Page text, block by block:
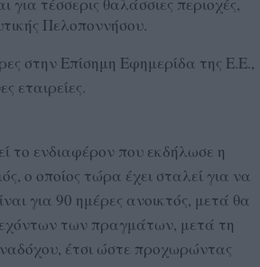
Πελοποννήσου.
στην Επίσημη Εφημερίδα της Ε.Ε.,
εταιρείες.
το ενδιαφέρον που εκδήλωσε η
ο οποίος τώρα έχει σταλεί για να
για 90 ημέρες ανοικτός, μετά θα
των πραγμάτων, μετά τη
έτσι ώστε προχωρώντας